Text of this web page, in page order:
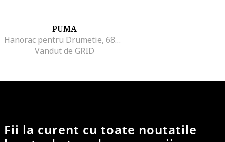
PUMA
Hanorac pentru Drumetie, 681775-01, XS INTL, Negru
Vandut de GRID
Fii la curent cu toate noutatile